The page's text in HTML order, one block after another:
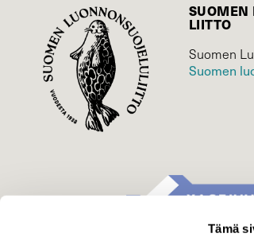
Tämä
SUOMEN
LIITTO
Suomen
Suomen